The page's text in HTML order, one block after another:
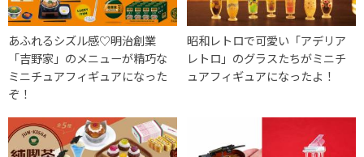
あふれるシズル感♡明治創業
「吉野家」のメニューが精巧な
ミニチュアフィギュアになった
ぞ！
昭和レトロで可愛い「アデリア
レトロ」のグラスたちがミニチ
ュアフィギュアになったよ！